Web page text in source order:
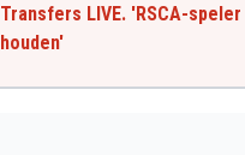
Transfers LIVE. 'RSCA-
houden'